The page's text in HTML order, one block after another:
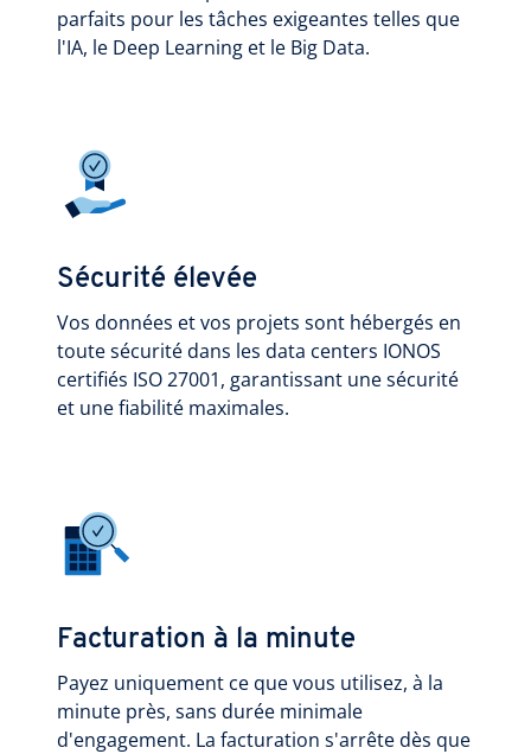
parfaits pour les tâches exigeantes telles que
l'IA, le Deep Learning et le Big Data.
Sécurité élevée
Vos données et vos projets sont hébergés en
toute sécurité dans les data centers IONOS
certifiés ISO 27001, garantissant une sécurité
et une fiabilité maximales.
Facturation à la minute
Payez uniquement ce que vous utilisez, à la
minute près, sans durée minimale
d'engagement. La facturation s'arrête dès que